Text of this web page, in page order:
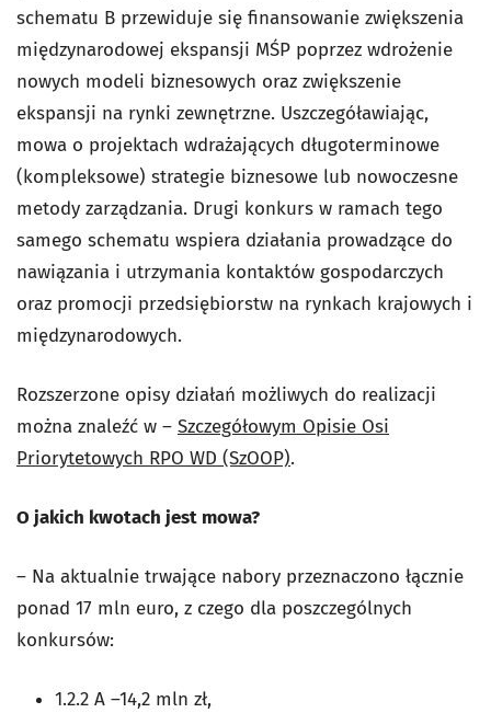
schematu B przewiduje się finansowanie zwiększenia
międzynarodowej ekspansji MŚP poprzez wdrożenie
nowych modeli biznesowych oraz zwiększenie
ekspansji na rynki zewnętrzne. Uszczegóławiając,
mowa o projektach wdrażających długoterminowe
(kompleksowe) strategie biznesowe lub nowoczesne
metody zarządzania. Drugi konkurs w ramach tego
samego schematu wspiera działania prowadzące do
nawiązania i utrzymania kontaktów gospodarczych
oraz promocji przedsiębiorstw na rynkach krajowych i
międzynarodowych.
Rozszerzone opisy działań możliwych do realizacji
można znaleźć w – Szczegółowym Opisie Osi
Priorytetowych RPO WD (SzOOP).
O jakich kwotach jest mowa?
– Na aktualnie trwające nabory przeznaczono łącznie
ponad 17 mln euro, z czego dla poszczególnych
konkursów:
1.2.2 A –14,2 mln zł,